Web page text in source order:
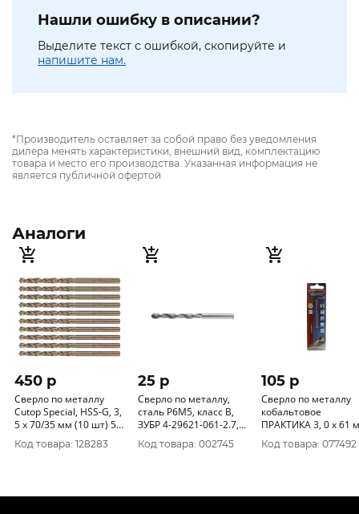
Нашли ошибку в описании?
Выделите текст с ошибкой, скопируйте и
напишите нам.
*Производитель оставляет за собой право без уведомления
дилера менять характеристики, внешний вид, комплектацию
товара и место его производства. Указанная информация не
является публичной офертой
Аналоги
450 p
Сверло по металлу
Cutop Special, HSS-G, 3,
5 х 70/35 мм (10 шт) 54-
944
Код товара: 128283
25 p
Сверло по металлу,
сталь Р6М5, класс В,
ЗУБР 4-29621-061-2.7,
d=2, 7 мм
Код товара: 002745
105 p
Сверло по металлу
кобальтовое
ПРАКТИКА 3, 0 х 61 мм
Р6М5К5, (1шт.) блистер
033-413
Код товара: 077492